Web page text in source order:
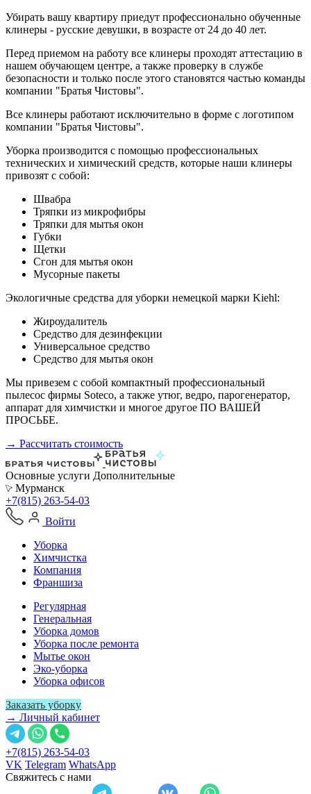
Убирать вашу квартиру приедут профессионально обученные
клинеры - русские девушки, в возрасте от 24 до 40 лет.
Перед приемом на работу все клинеры проходят аттестацию в
нашем обучающем центре, а также проверку в службе
безопасности и только после этого становятся частью команды
компании "Братья Чистовы".
Все клинеры работают исключительно в форме с логотипом
компании "Братья Чистовы".
Уборка производится с помощью профессиональных
технических и химический средств, которые наши клинеры
привозят с собой:
Швабра
Тряпки из микрофибры
Тряпки для мытья окон
Губки
Щетки
Сгон для мытья окон
Мусорные пакеты
Экологичные средства для уборки немецкой марки Kiehl:
Жироудалитель
Средство для дезинфекции
Универсальное средство
Средство для мытья окон
Мы привезем с собой компактный профессиональный
пылесос фирмы Soteco, а также утюг, ведро, парогенератор,
аппарат для химчистки и многое другое ПО ВАШЕЙ
ПРОСЬБЕ.
→ Рассчитать стоимость
Основные услуги Дополнительные
Мурманск
+7(815) 263-54-03
Войти
Уборка
Химчистка
Компания
Франшиза
Регулярная
Генеральная
Уборка домов
Уборка после ремонта
Мытье окон
Эко-уборка
Уборка офисов
Заказать уборку
→ Личный кабинет
+7(815) 263-54-03
VK Telegram WhatsApp
Свяжитесь с нами